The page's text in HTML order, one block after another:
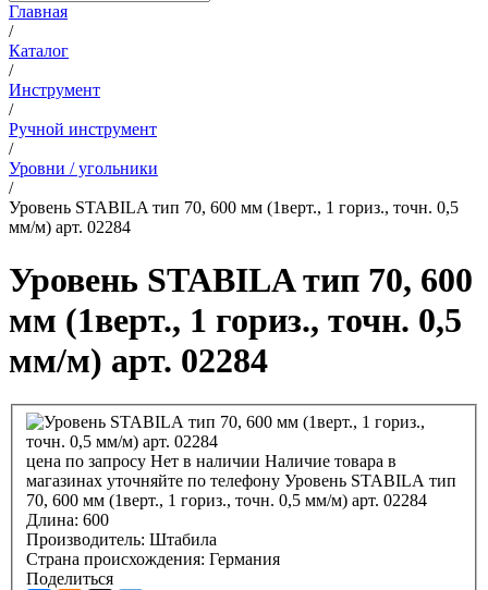
Главная
/
Каталог
/
Инструмент
/
Ручной инструмент
/
Уровни / угольники
/
Уровень STABILA тип 70, 600 мм (1верт., 1 гориз., точн. 0,5
мм/м) арт. 02284
Уровень STABILA тип 70, 600
мм (1верт., 1 гориз., точн. 0,5
мм/м) арт. 02284
цена по запросу Нет в наличии Наличие товара в
магазинах уточняйте по телефону Уровень STABILA тип
70, 600 мм (1верт., 1 гориз., точн. 0,5 мм/м) арт. 02284
Длина: 600
Производитель: Штабила
Страна происхождения: Германия
Поделиться